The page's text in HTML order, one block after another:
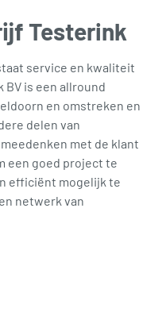
Testerink
service en kwaliteit
is een allround
en omstreken en
delen van
met de klant
een goed project te
efficiënt mogelijk te
netwerk van